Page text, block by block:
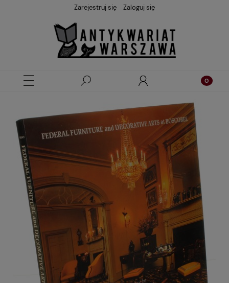
Zarejestruj się Zaloguj się